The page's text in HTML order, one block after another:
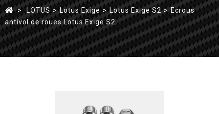
> LOTUS > Lotus Exige > Lotus Exige S2 > Ecrous
antivol de roues Lotus Exige S2